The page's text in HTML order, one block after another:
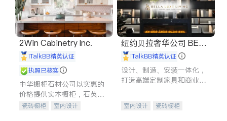
2Win Cabinetry Inc.
iTalkBB精英认证
执照已核实
中华橱柜石材公司以实惠的
价格提供实木橱柜，石英石
台面，多种优质不锈钢水
瓷砖橱柜
室内设计
纽约贝拉奢华公司 BELL
A LUXE
iTalkBB精英认证
设计、制造、安装一体化，
打造高端定制家具和商业空
室内设计
瓷砖橱柜